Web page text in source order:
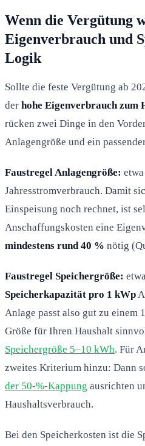
Wenn die Vergütung
Eigenverbrauch und
Logik
Sollte die feste Vergütung ab
der hohe Eigenverbrauch
rücken zwei Dinge in den
Anlagengröße und ein
Faustregel Anlagengröße:
Jahresstromverbrauch. Damit
Einspeisung noch rechnet, ist
Anschaffungskosten eine
mindestens rund 40 % nötig
Faustregel Speichergröße: etwa
Speicherkapazität pro 1 kWp
Anlage passt also gut zu einem
Größe für Ihren Haushalt
Speichergröße 5–10 kWh. Für
zweites Kriterium hinzu: Dann
der 50-%-Kappung ausrichten
Haushaltsverbrauch.
Bei den Speicherkosten ist die